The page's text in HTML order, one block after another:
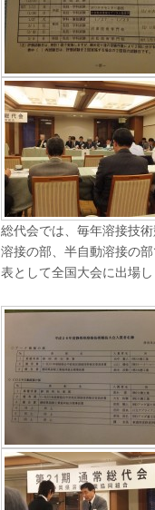
総代会では、毎年溶接技
溶接の部、半自動溶接の
表として全国大会に出場し